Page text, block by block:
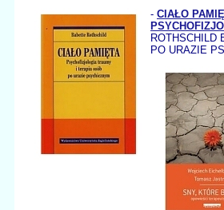
- CIAŁO
ROTHSCHILD
PO URAZIE